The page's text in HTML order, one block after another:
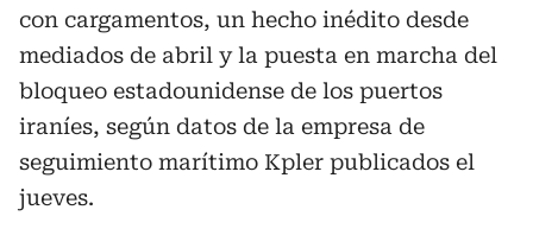
con cargamentos, un hecho inédito desde
mediados de abril y la puesta en marcha del
bloqueo estadounidense de los puertos
iraníes, según datos de la empresa de
seguimiento marítimo Kpler publicados el
jueves.